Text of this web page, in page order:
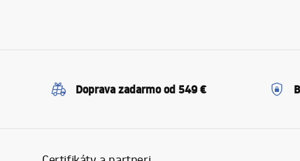
Doprava zadarmo od 549 €